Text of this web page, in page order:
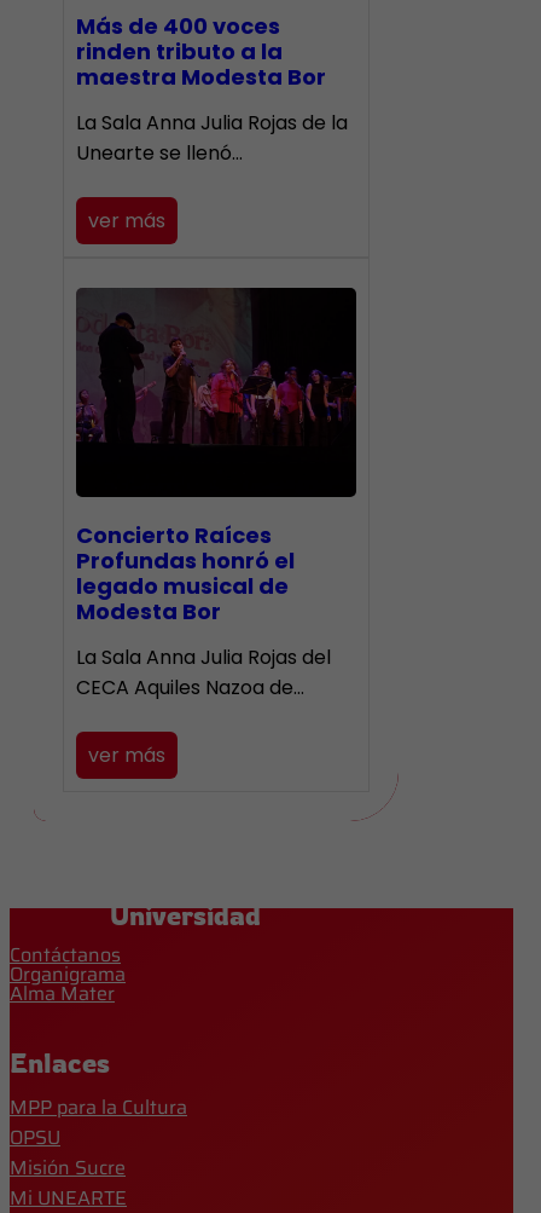
Más de 400 voces
rinden tributo a la
maestra Modesta Bor
​La Sala Anna Julia Rojas de la
Unearte se llenó…
ver más
​Concierto Raíces
Profundas honró el
legado musical de
Modesta Bor
La Sala Anna Julia Rojas del
CECA Aquiles Nazoa de…
ver más
Universidad
Contáctanos
Organigrama
Alma Mater
Enlaces
MPP para la Cultura
OPSU
Misión Sucre
Mi UNEARTE